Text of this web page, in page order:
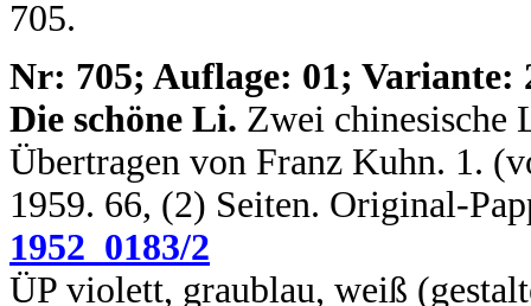
705.
Nr: 705; Auflage: 01; Variante:
Die schöne Li. Zwei chinesische
Übertragen von Franz Kuhn. 1.
1959. 66, (2) Seiten. Original-
1952_0183/2
ÜP violett, graublau, weiß